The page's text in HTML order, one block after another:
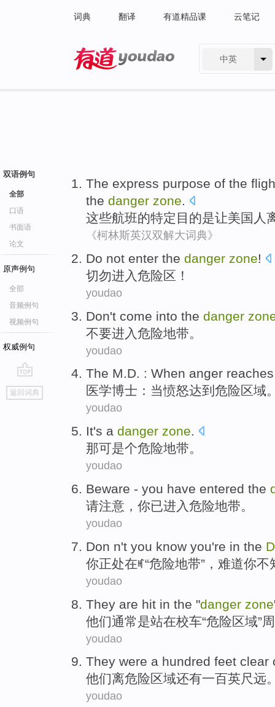
词典 翻译 有道精品课 云笔记
中英
双语例句
全部
口语
书面语
论文
原声例句
全部
音频例句
视频例句
权威例句
go
top
返回词典
The express purpose of the
the danger zone.
这些航班的特定 目的是让美国人
《柯林斯英汉双解大词典》
Do not enter the danger zone!
切勿进入危险区 ！
youdao
Don't come into the danger
不要进入 危险地带 。
youdao
The M.D. : When anger
医学博士： 当愤怒达到 危险区域
youdao
It's a danger zone.
那可是个危险地带。
youdao
Beware - you have entered the
请注意 ， 你已进入危险地带。
youdao
Don n't you know you're in the
你正处在ꎭ“危险地带”， 难道你不
youdao
They are hit in the "danger zone
他们通常是站在校车“危险区域”
youdao
They were a hundred feet clear
他们离危险区域还有一百英尺远
youdao